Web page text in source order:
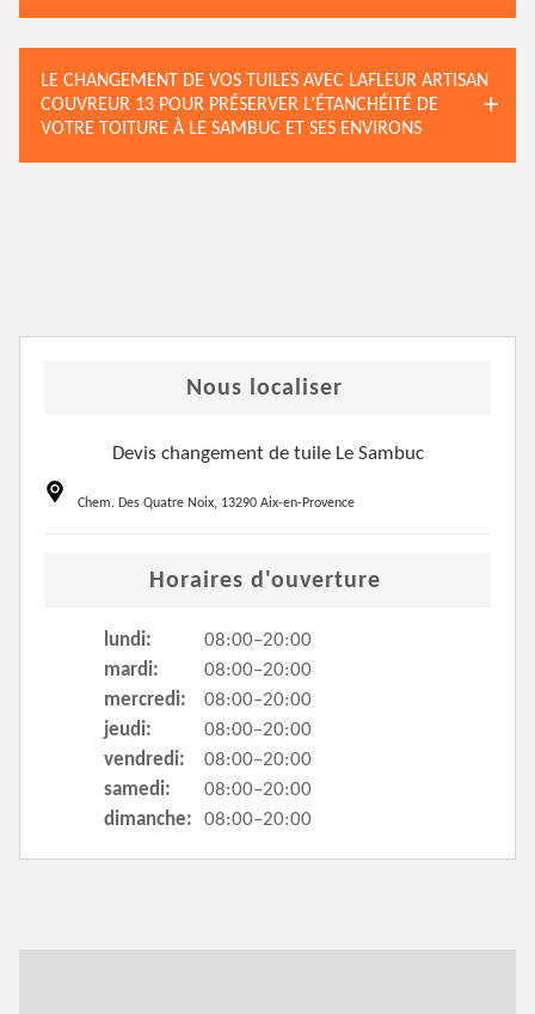
LE CHANGEMENT DE VOS TUILES AVEC LAFLEUR ARTISAN
COUVREUR 13 POUR PRÉSERVER L’ÉTANCHÉITÉ DE
VOTRE TOITURE À LE SAMBUC ET SES ENVIRONS
Nous localiser
Devis changement de tuile Le Sambuc
Chem. Des Quatre Noix, 13290 Aix-en-Provence
Horaires d'ouverture
lundi:
08:00–20:00
mardi:
08:00–20:00
mercredi:
08:00–20:00
jeudi:
08:00–20:00
vendredi:
08:00–20:00
samedi:
08:00–20:00
dimanche:
08:00–20:00